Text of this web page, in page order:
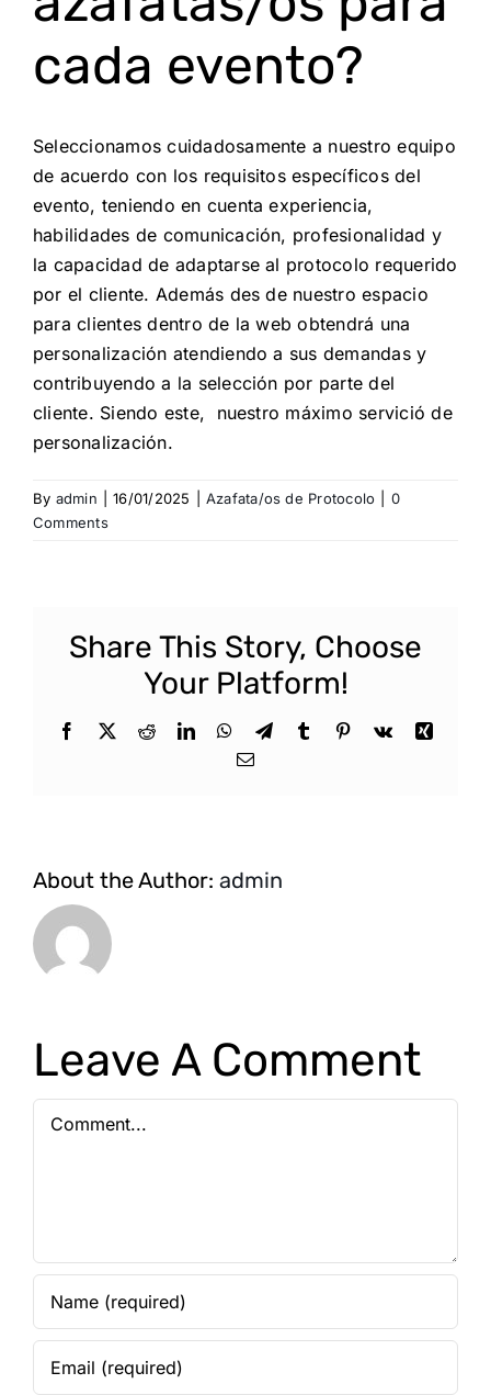
cada evento?
Seleccionamos cuidadosamente a nuestro equipo
de acuerdo con los requisitos específicos del
evento, teniendo en cuenta experiencia,
habilidades de comunicación, profesionalidad y
la capacidad de adaptarse al protocolo requerido
por el cliente. Además des de nuestro espacio
para clientes dentro de la web obtendrá una
personalización atendiendo a sus demandas y
contribuyendo a la selección por parte del
cliente. Siendo este, nuestro máximo servició de
personalización.
By admin 16/01/2025 Azafata/os de Protocolo
0
Comments
Share This Story, Choose
Your Platform!
Facebook
X RedditLinkedInWhatsApp
TelegramTumblr Pinterest
Vk
Xing
Email
About the Author: admin
Leave A Comment
Comment